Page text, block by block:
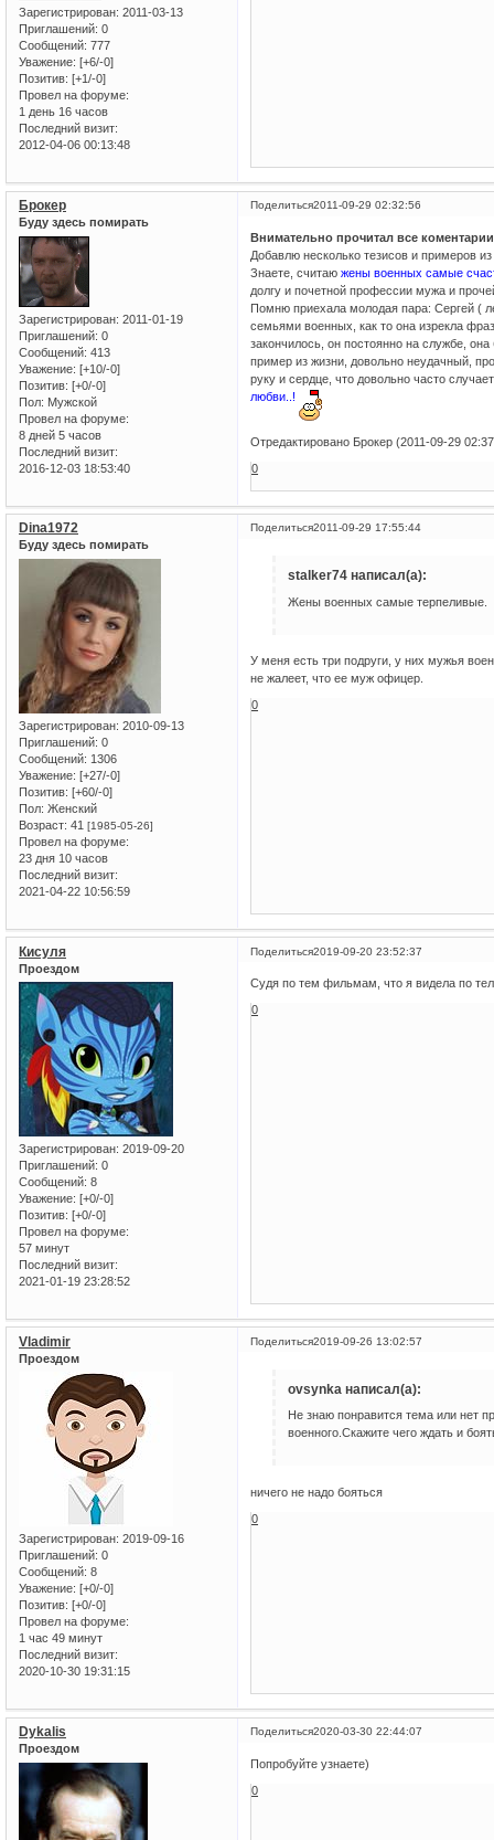
Зарегистрирован: 2011-03-13
Приглашений: 0
Сообщений: 777
Уважение: [+6/-0]
Позитив: [+1/-0]
Провел на форуме:
1 день 16 часов
Последний визит:
2012-04-06 00:13:48
Поделиться2011-09-29 02:32:56
Брокер
Буду здесь помирать
Зарегистрирован: 2011-01-19
Приглашений: 0
Сообщений: 413
Уважение: [+10/-0]
Позитив: [+0/-0]
Пол: Мужской
Провел на форуме:
8 дней 5 часов
Последний визит:
2016-12-03 18:53:40
Внимательно прочитал все
Добавлю несколько тезисов и примеров
Знаете, считаюжены военных самые
долгу и почетной профессии мужа и
Помню приехала молодая пара: Сергей (
семьями военных, как то она изрекла
закончилось, он постоянно на службе,
пример из жизни, довольно неудачный,
руку и сердце, что довольно часто
любви..!
Отредактировано Брокер (2011-09-29
0
Поделиться2011-09-29 17:55:44
Dina1972
Буду здесь помирать
Зарегистрирован: 2010-09-13
Приглашений: 0
Сообщений: 1306
Уважение: [+27/-0]
Позитив: [+60/-0]
Пол: Женский
Возраст: 41 [1985-05-26]
Провел на форуме:
23 дня 10 часов
Последний визит:
2021-04-22 10:56:59
stalker74 написал(а):
Жены военных самые терпеливые.
У меня есть три подруги, у них мужья
не жалеет, что ее муж офицер.
0
Поделиться2019-09-20 23:52:37
Кисуля
Проездом
Зарегистрирован: 2019-09-20
Приглашений: 0
Сообщений: 8
Уважение: [+0/-0]
Позитив: [+0/-0]
Провел на форуме:
57 минут
Последний визит:
2021-01-19 23:28:52
Судя по тем фильмам, что я видела по
0
Поделиться2019-09-26 13:02:57
Vladimir
Проездом
Зарегистрирован: 2019-09-16
Приглашений: 0
Сообщений: 8
Уважение: [+0/-0]
Позитив: [+0/-0]
Провел на форуме:
1 час 49 минут
Последний визит:
2020-10-30 19:31:15
ovsynka написал(а):
Не знаю понравится тема или нет
военного.Скажите чего ждать и
ничего не надо бояться
0
Поделиться2020-03-30 22:44:07
Dykalis
Проездом
Попробуйте узнаете)
0